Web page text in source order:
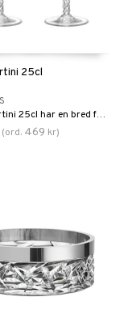
25cl
Carat martini 25cl har en bred funktion och är utvecklat för att passa till olika cocktails, martinis och desserter.
(ord. 469 kr)